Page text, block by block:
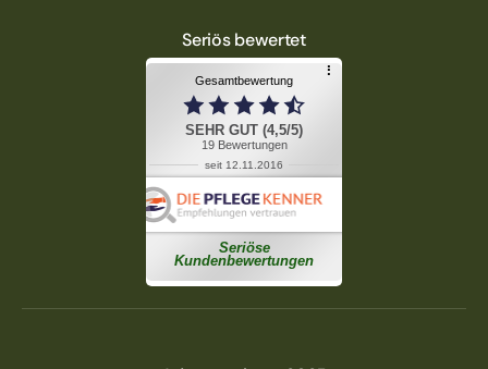
Seriös bewertet